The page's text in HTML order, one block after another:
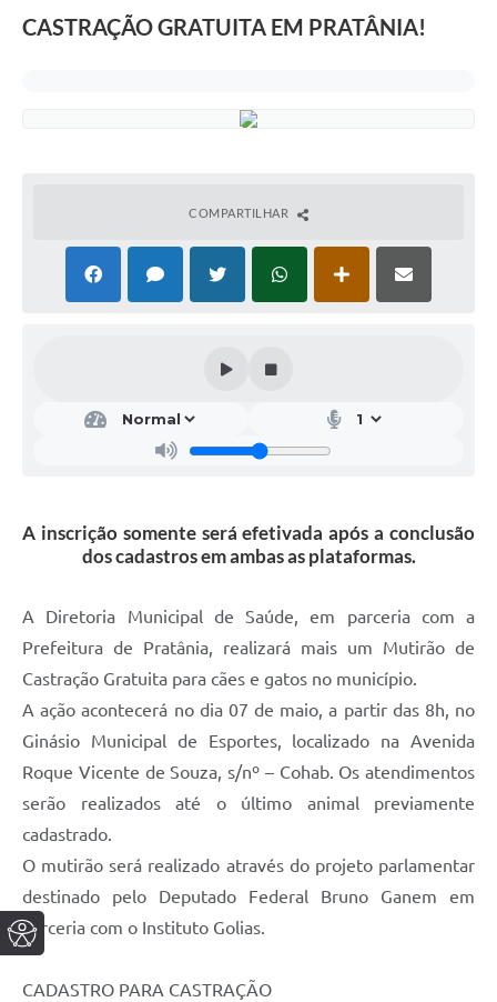
CASTRAÇÃO GRATUITA EM PRATÂNIA!
COMPARTILHAR
A inscrição somente será efetivada após a conclusão
dos cadastros em ambas as plataformas.
A Diretoria Municipal de Saúde, em parceria com a
Prefeitura de Pratânia, realizará mais um Mutirão de
Castração Gratuita para cães e gatos no município.
A ação acontecerá no dia 07 de maio, a partir das 8h, no
Ginásio Municipal de Esportes, localizado na Avenida
Roque Vicente de Souza, s/nº – Cohab. Os atendimentos
serão realizados até o último animal previamente
cadastrado.
O mutirão será realizado através do projeto parlamentar
destinado pelo Deputado Federal Bruno Ganem em
parceria com o Instituto Golias.
CADASTRO PARA CASTRAÇÃO